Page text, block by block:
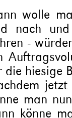
wolle
nach
-
die hiesige
jetzt
man
könne